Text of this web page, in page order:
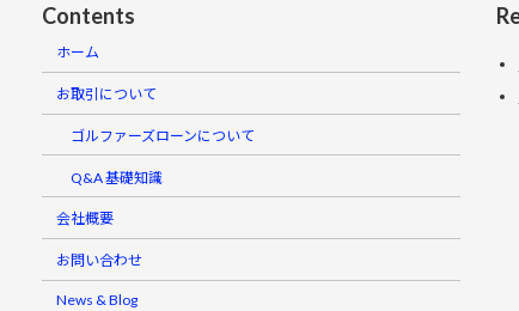
Contents
ホーム
お取引について
ゴルファーズローンについて
Q&A 基礎知識
会社概要
お問い合わせ
News & Blog